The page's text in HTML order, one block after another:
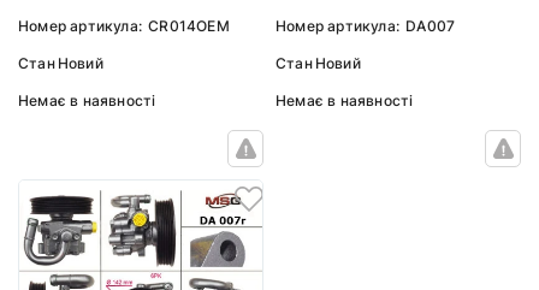
Номер артикула: CR014OEM
Стан Новий
Немає в наявності
Номер артикула: DA007
Стан Новий
Немає в наявності